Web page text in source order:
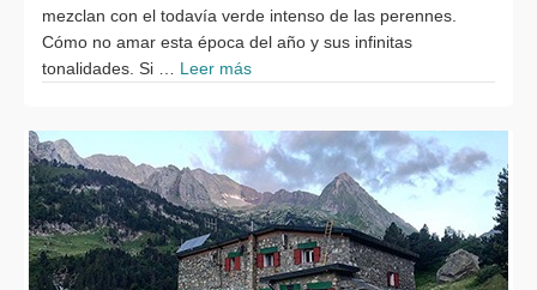
mezclan con el todavía verde intenso de las perennes.
Cómo no amar esta época del año y sus infinitas
tonalidades. Si … Leer más